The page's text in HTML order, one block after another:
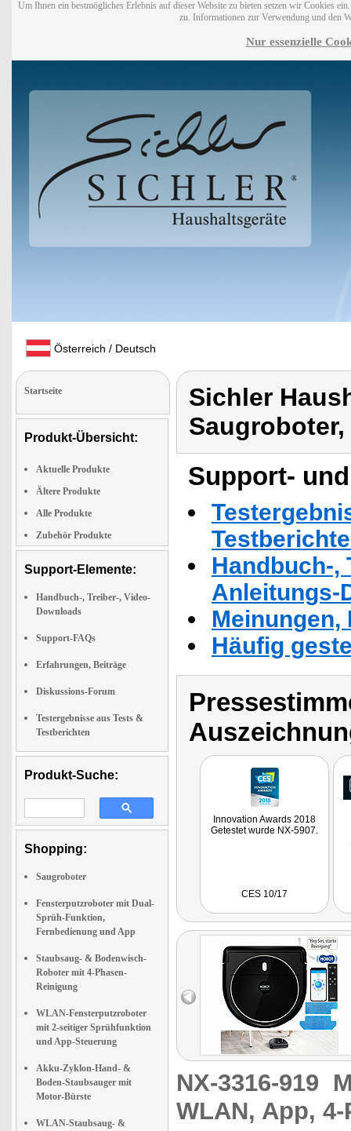
Um Ihnen ein bestmögliches Erlebnis auf dieser Website zu bieten setzen wir Cookies
zu. Informationen zur Verwendung und den
Nur essenzielle
Österreich / Deutsch
Startseite
Produkt-Übersicht:
Aktuelle Produkte
Ältere Produkte
Alle Produkte
Zubehör Produkte
Support-Elemente:
Handbuch-, Treiber-, Video-
Downloads
Support-FAQs
Erfahrungen, Beiträge
Diskussions-Forum
Testergebnisse aus Tests &
Testberichten
Produkt-Suche:
Shopping:
Saugroboter
Fensterputzroboter mit Dual-
Sprüh-Funktion,
Fernbedienung und App
Staubsaug- & Bodenwisch-
Roboter mit 4-Phasen-
Reinigung
WLAN-Fensterputzroboter
mit 2-seitiger Sprühfunktion
und App-Steuerung
Akku-Zyklon-Hand- &
Boden-Staubsauger mit
Motor-Bürste
WLAN-Staubsaug- &
Sichler
Support-
Handbuch-,
Anleitungs-
Häufig
Innovation Awards 2018
Getestet wurde NX-5907.
CES 10/17
NX-3316-919
WLAN, App,